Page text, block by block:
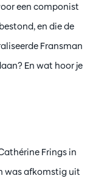
een componist
en die de
Fransman
En wat hoor je
Frings in
was afkomstig uit